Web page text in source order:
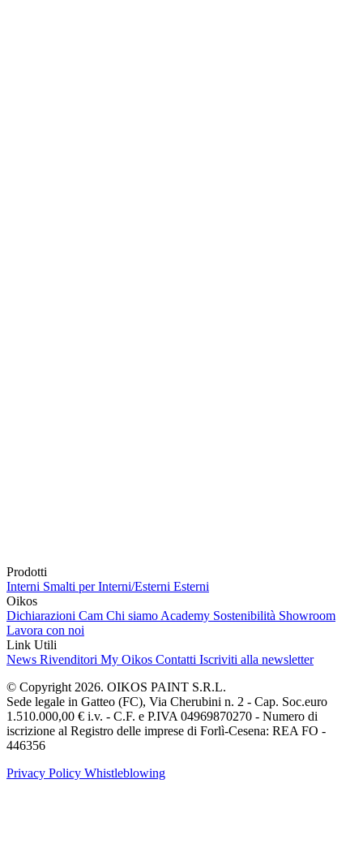
Prodotti
Interni Smalti per Interni/Esterni Esterni
Oikos
Dichiarazioni Cam Chi siamo Academy Sostenibilità Showroom
Lavora con noi
Link Utili
News Rivenditori My Oikos Contatti Iscriviti alla newsletter
© Copyright 2026. OIKOS PAINT S.R.L.
Sede legale in Gatteo (FC), Via Cherubini n. 2 - Cap. Soc.euro
1.510.000,00 € i.v. - C.F. e P.IVA 04969870270 - Numero di
iscrizione al Registro delle imprese di Forlì-Cesena: REA FO -
446356
Privacy Policy Whistleblowing